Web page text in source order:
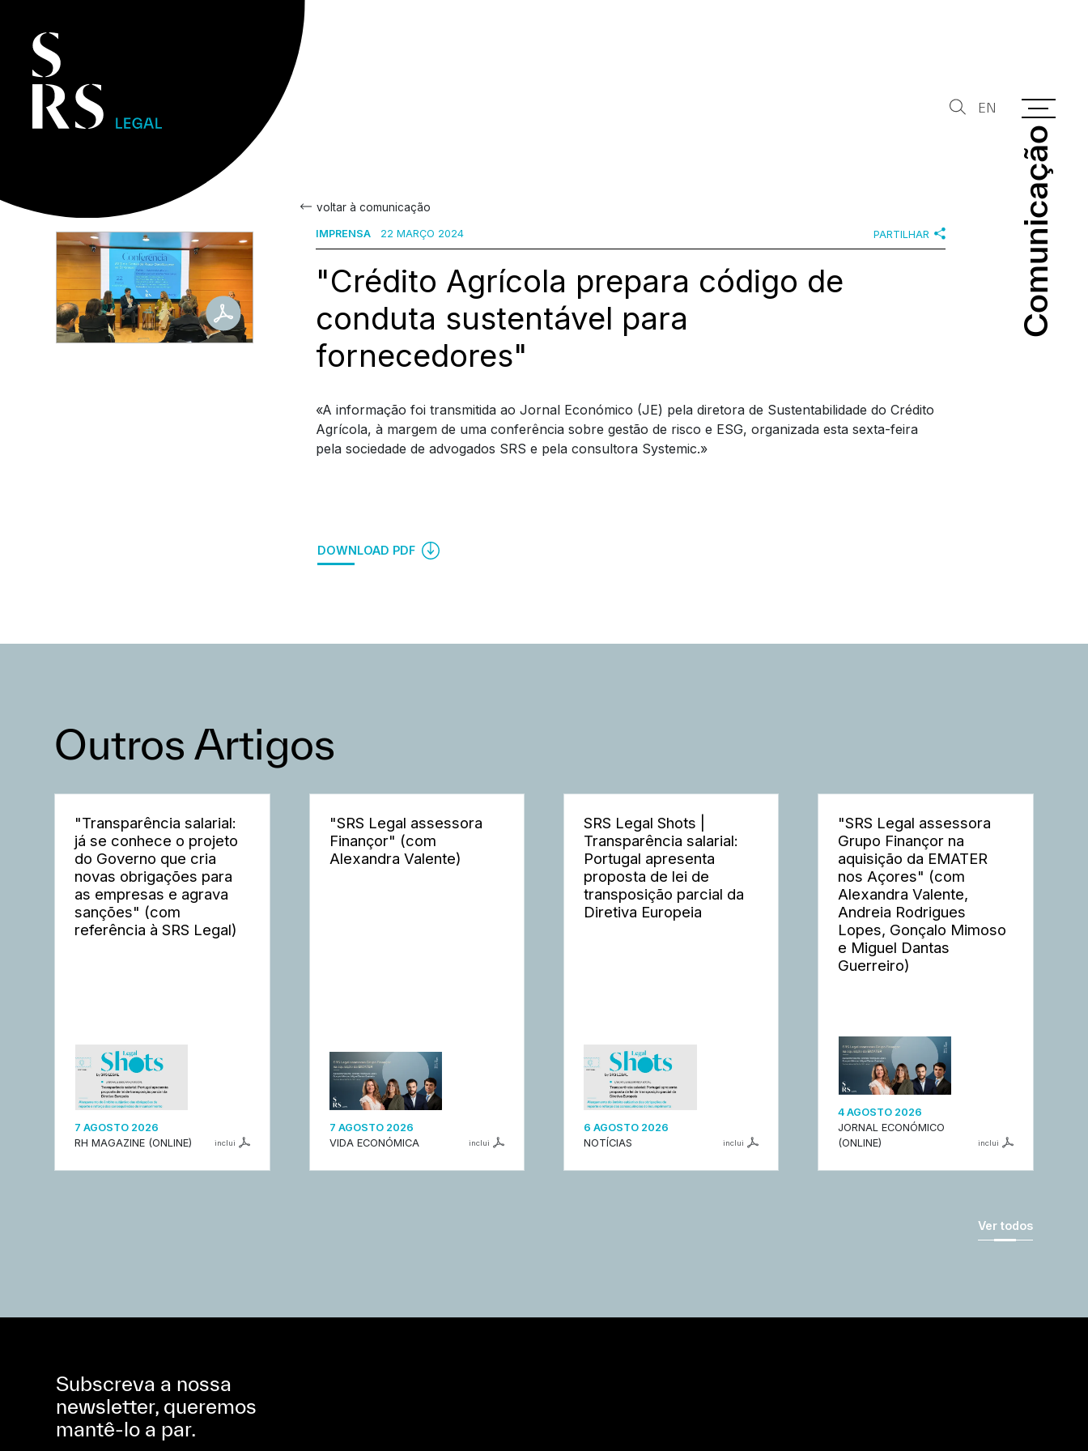
Comunicação
Comunicação
EN
voltar à comunicação
IMPRENSA 22 MARÇO 2024 PARTILHAR
"Crédito Agrícola prepara código de
conduta sustentável para
fornecedores"
«A informação foi transmitida ao Jornal Económico (JE) pela diretora de Sustentabilidade do Crédito
Agrícola, à margem de uma conferência sobre gestão de risco e ESG, organizada esta sexta-feira
pela sociedade de advogados SRS e pela consultora Systemic.»
DOWNLOAD PDF
Outros Artigos
"Transparência salarial:
já se conhece o projeto
do Governo que cria
novas obrigações para
as empresas e agrava
sanções" (com
referência à SRS Legal)
7 AGOSTO 2026
RH MAGAZINE (ONLINE)
inclui
"SRS Legal assessora
Finançor" (com
Alexandra Valente)
7 AGOSTO 2026
VIDA ECONÓMICA
inclui
SRS Legal Shots |
Transparência salarial:
Portugal apresenta
proposta de lei de
transposição parcial da
Diretiva Europeia
6 AGOSTO 2026
NOTÍCIAS
inclui
"SRS Legal assessora
Grupo Finançor na
aquisição da EMATER
nos Açores" (com
Alexandra Valente,
Andreia Rodrigues
Lopes, Gonçalo Mimoso
e Miguel Dantas
Guerreiro)
4 AGOSTO 2026
JORNAL ECONÓMICO
(ONLINE)
inclui
Ver todos
Subscreva a nossa
newsletter, queremos
mantê-lo a par.